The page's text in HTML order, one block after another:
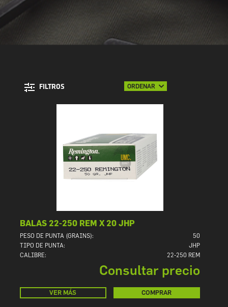
FILTROS ORDENAR
BALAS 22-250 REM X 20 JHP
PESO DE PUNTA (GRAINS):
50
TIPO DE PUNTA:
JHP
CALIBRE:
22-250 REM
Consultar precio
VER MÁS COMPRAR